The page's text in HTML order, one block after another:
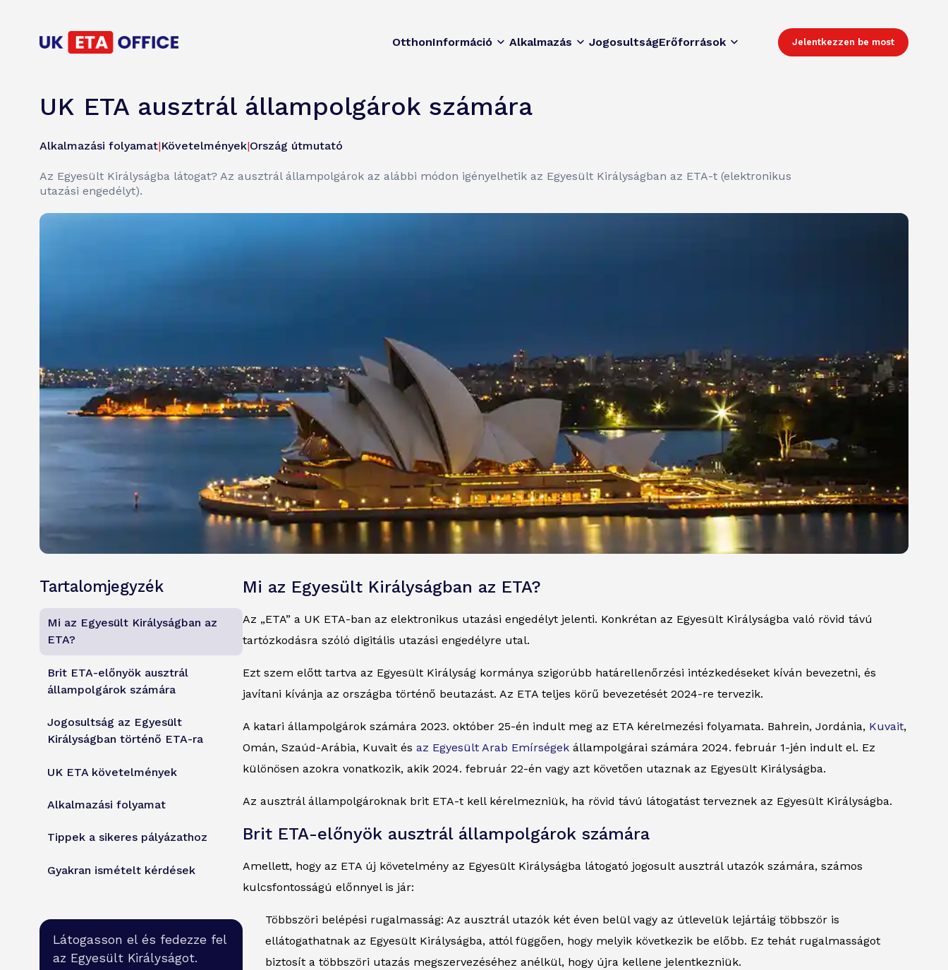
OtthonInformáció Alkalmazás JogosultságErőforrások Jelentkezzen be most
UK ETA ausztrál állampolgárok számára
Alkalmazási folyamat|Követelmények|Ország útmutató
Az Egyesült Királyságba látogat? Az ausztrál állampolgárok az alábbi módon igényelhetik az Egyesült Királyságban az ETA-t (elektronikus
utazási engedélyt).
Tartalomjegyzék
Mi az Egyesült Királyságban az
ETA?
Brit ETA-előnyök ausztrál
állampolgárok számára
Jogosultság az Egyesült
Királyságban történő ETA-ra
UK ETA követelmények
Alkalmazási folyamat
Tippek a sikeres pályázathoz
Gyakran ismételt kérdések
Látogasson el és fedezze fel
az Egyesült Királyságot.
Mi az Egyesült Királyságban az ETA?
Az „ETA” a UK ETA-ban az elektronikus utazási engedélyt jelenti. Konkrétan az Egyesült Királyságba való rövid távú
tartózkodásra szóló digitális utazási engedélyre utal.
Ezt szem előtt tartva az Egyesült Királyság kormánya szigorúbb határellenőrzési intézkedéseket kíván bevezetni, és
javítani kívánja az országba történő beutazást. Az ETA teljes körű bevezetését 2024-re tervezik.
A katari állampolgárok számára 2023. október 25-én indult meg az ETA kérelmezési folyamata. Bahrein, Jordánia, Kuvait,
Omán, Szaúd-Arábia, Kuvait és az Egyesült Arab Emírségek állampolgárai számára 2024. február 1-jén indult el. Ez
különösen azokra vonatkozik, akik 2024. február 22-én vagy azt követően utaznak az Egyesült Királyságba.
Az ausztrál állampolgároknak brit ETA-t kell kérelmezniük, ha rövid távú látogatást terveznek az Egyesült Királyságba.
Brit ETA-előnyök ausztrál állampolgárok számára
Amellett, hogy az ETA új követelmény az Egyesült Királyságba látogató jogosult ausztrál utazók számára, számos
kulcsfontosságú előnnyel is jár:
Többszöri belépési rugalmasság: Az ausztrál utazók két éven belül vagy az útlevelük lejártáig többször is
ellátogathatnak az Egyesült Királyságba, attól függően, hogy melyik következik be előbb. Ez tehát rugalmasságot
biztosít a többszöri utazás megszervezéséhez anélkül, hogy újra kellene jelentkezniük.